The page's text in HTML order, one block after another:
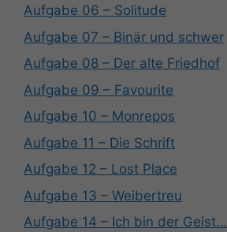
Aufgabe 06 – Solitude
Aufgabe 07 – Binär und schwer
Aufgabe 08 – Der alte Friedhof
Aufgabe 09 – Favourite
Aufgabe 10 – Monrepos
Aufgabe 11 – Die Schrift
Aufgabe 12 – Lost Place
Aufgabe 13 – Weibertreu
Aufgabe 14 – Ich bin der Geist…